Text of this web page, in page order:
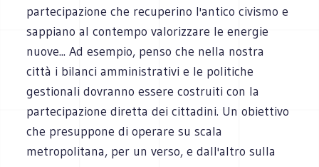
partecipazione che recuperino l'antico civismo e
sappiano al contempo valorizzare le energie
nuove... Ad esempio, penso che nella nostra
città i bilanci amministrativi e le politiche
gestionali dovranno essere costruiti con la
partecipazione diretta dei cittadini. Un obiettivo
che presuppone di operare su scala
metropolitana, per un verso, e dall'altro sulla